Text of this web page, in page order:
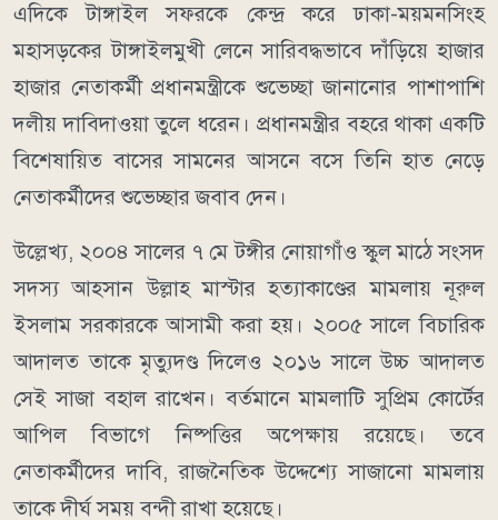
এদিকে টাঙ্গাইল সফরকে কেন্দ্র করে ঢাকা-ময়মনসিংহ
মহাসড়কের টাঙ্গাইলমুখী লেনে সারিবদ্ধভাবে দাঁড়িয়ে হাজার
হাজার নেতাকর্মী প্রধানমন্ত্রীকে শুভেচ্ছা জানানোর পাশাপাশি
দলীয় দাবিদাওয়া তুলে ধরেন। প্রধানমন্ত্রীর বহরে থাকা একটি
বিশেষায়িত বাসের সামনের আসনে বসে তিনি হাত নেড়ে
নেতাকর্মীদের শুভেচ্ছার জবাব দেন।
উল্লেখ্য, ২০০৪ সালের ৭ মে টঙ্গীর নোয়াগাঁও স্কুল মাঠে সংসদ
সদস্য আহসান উল্লাহ মাস্টার হত্যাকাণ্ডের মামলায় নূরুল
ইসলাম সরকারকে আসামী করা হয়। ২০০৫ সালে বিচারিক
আদালত তাকে মৃত্যুদণ্ড দিলেও ২০১৬ সালে উচ্চ আদালত
সেই সাজা বহাল রাখেন। বর্তমানে মামলাটি সুপ্রিম কোর্টের
আপিল বিভাগে নিষ্পত্তির অপেক্ষায় রয়েছে। তবে
নেতাকর্মীদের দাবি, রাজনৈতিক উদ্দেশ্যে সাজানো মামলায়
তাকে দীর্ঘ সময় বন্দী রাখা হয়েছে।